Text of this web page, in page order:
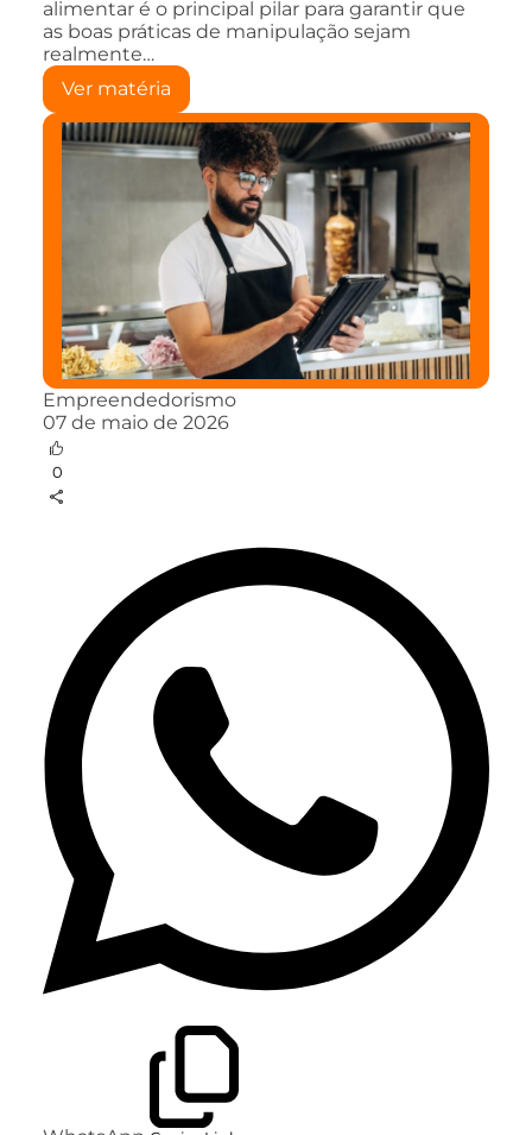
alimentar é o principal pilar para garantir que
as boas práticas de manipulação sejam
realmente…
Ver matéria
Empreendedorismo
07 de maio de 2026
0